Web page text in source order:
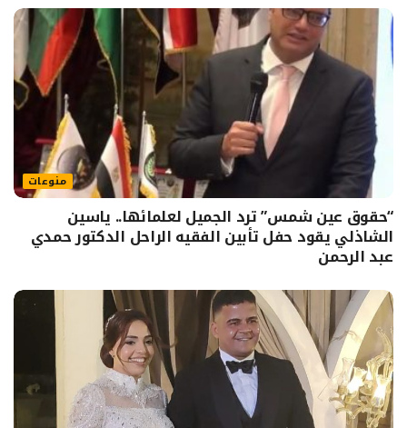
منوعات
“حقوق عين شمس” ترد الجميل لعلمائها.. ياسين
الشاذلي يقود حفل تأبين الفقيه الراحل الدكتور حمدي
عبد الرحمن